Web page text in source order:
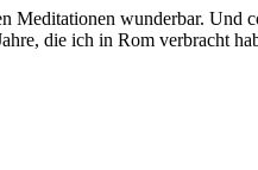
Meditationen wunderbar.
die ich in Rom verbracht